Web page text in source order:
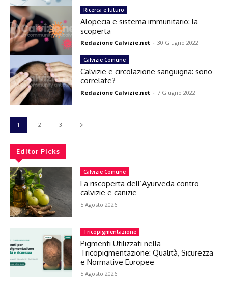
Ricerca e futuro
Alopecia e sistema immunitario: la
scoperta
Redazione Calvizie.net - 30 Giugno 2022
Calvizie Comune
Calvizie e circolazione sanguigna: sono
correlate?
Redazione Calvizie.net - 7 Giugno 2022
1 2 3
Editor Picks
Calvizie Comune
La riscoperta dell’Ayurveda contro
calvizie e canizie
5 Agosto 2026
Tricopigmentazione
Pigmenti Utilizzati nella
Tricopigmentazione: Qualità, Sicurezza
e Normative Europee
5 Agosto 2026